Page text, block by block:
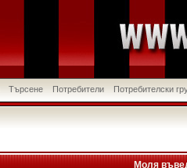
Търсене Потребители Потребителски
Моля